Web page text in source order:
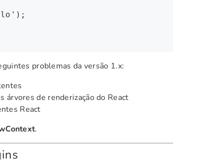
);
problemas da versão 1.x:
de renderização do React
React
.